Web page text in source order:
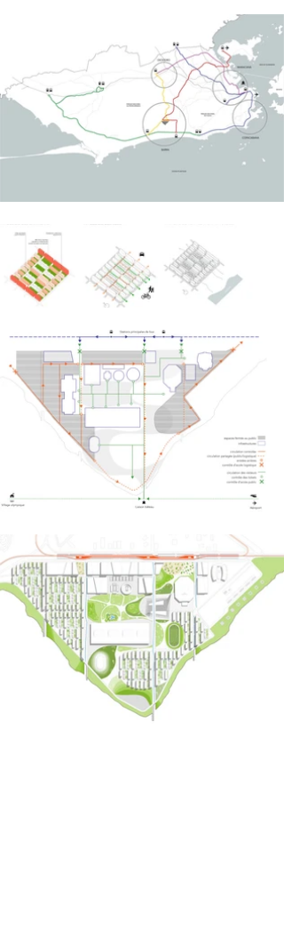
L’association de places de stationnement de l’événement à
un nouveau pôle multimodal BRT-Park catalyse l’utilisation des
transports publics et le développement de l’espace public.
Cette nouvelle station, située au milieu de l’avenue
‘Embaixador Abelardo Bueno’ fournira un meilleur contrôle et
une sécurité pour l’organisation des Jeux. Il aidera aussi à
convaincre les citoyens locaux et les utilisateurs de voitures à
changer leurs habitudes en matière de transport public et
passer à un comportement post-Kyoto.